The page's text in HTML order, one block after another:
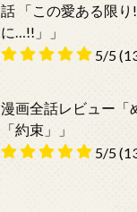
話 「この愛ある限
に…!!」」
5/5
漫画全話レビュー「
「約束」」
5/5